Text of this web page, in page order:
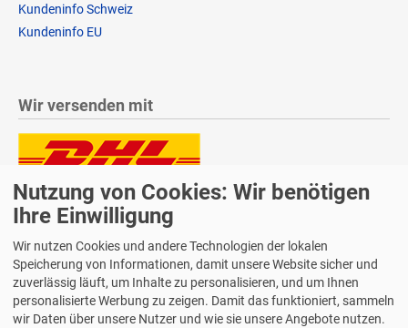
Kundeninfo Schweiz
Kundeninfo EU
Wir versenden mit
Lieferung auch an Packstationen und Postfilialen
Samstagszustellung
Bequeme Zahlung über Paypal
Nutzung von Cookies: Wir benötigen
Ihre Einwilligung
Wir nutzen Cookies und andere Technologien der lokalen
Speicherung von Informationen, damit unsere Website sicher und
zuverlässig läuft, um Inhalte zu personalisieren, und um Ihnen
personalisierte Werbung zu zeigen. Damit das funktioniert, sammeln
wir Daten über unsere Nutzer und wie sie unsere Angebote nutzen.